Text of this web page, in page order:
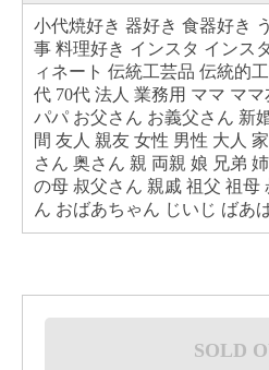
小代焼好き 器好き 食器好き
事 料理好き インスタ インス
ィネート 伝統工芸品 伝統的
代 70代 法人 業務用 ママ マ
パパ お父さん お義父さん 新
間 友人 親友 女性 男性 大人
さん 奥さん 親 両親 娘 兄弟
の母 叔父さん 親戚 祖父 祖母
ん おばあちゃん じいじ ばあ
SOLD